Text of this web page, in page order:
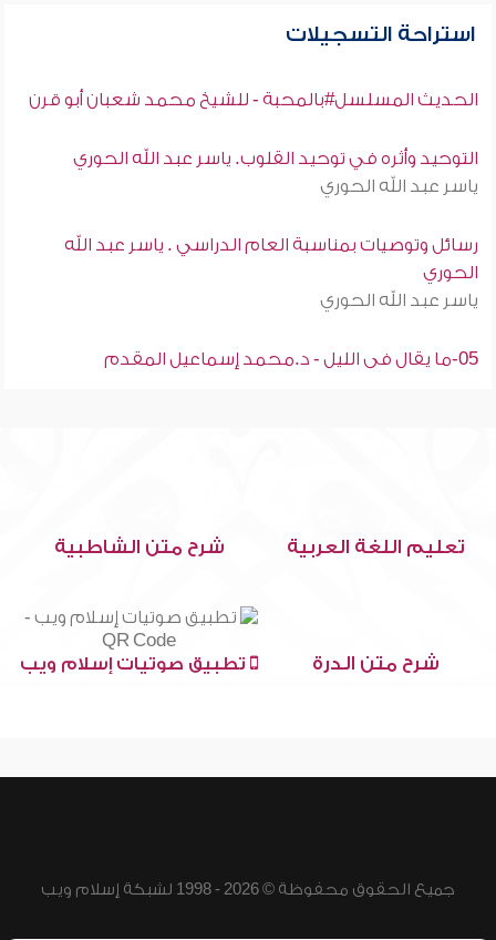
استراحة التسجيلات
الحديث المسلسل#بالمحبة - للشيخ محمد شعبان أبو قرن
التوحيد وأثره في توحيد القلوب. ياسر عبد الله الحوري
ياسر عبد الله الحوري
رسائل وتوصيات بمناسبة العام الدراسي . ياسر عبد الله
الحوري
ياسر عبد الله الحوري
05-ما يقال فى الليل - د.محمد إسماعيل المقدم
تعليم اللغة العربية شرح متن الشاطبية
شرح متن الدرة تطبيق صوتيات إسلام ويب
جميع الحقوق محفوظة © 2026 - 1998 لشبكة إسلام ويب